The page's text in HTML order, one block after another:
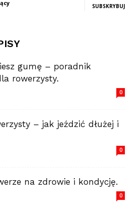
SUBSKRYBUJ
gumę – poradnik
rowerzysty.
0
– jak jeździć dłużej i
0
na zdrowie i kondycję.
0